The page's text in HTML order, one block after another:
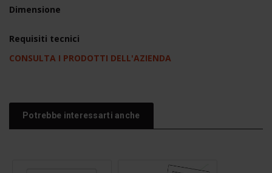
Dimensione
Requisiti tecnici
CONSULTA I PRODOTTI DELL'AZIENDA
Potrebbe interessarti anche